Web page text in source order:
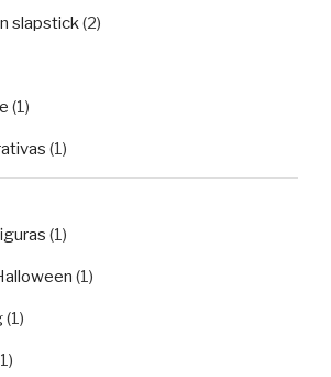
slapstick(2)
(1)
(1)
(1)
(1)
(1)